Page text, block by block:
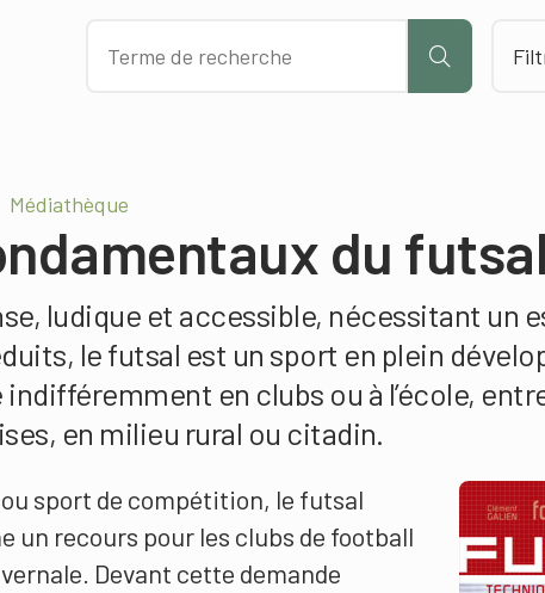
Médiathèque
du futsal
ludique et accessible, nécessitant un
le futsal est un sport en plein
en clubs ou à l’école,
en milieu rural ou citadin.
sport de compétition, le futsal
un recours pour les clubs de football
Devant cette demande